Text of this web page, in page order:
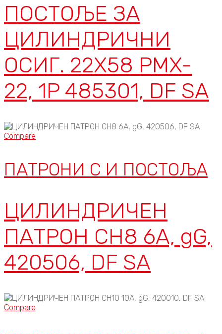
ПОСТОЉЕ ЗА
ЦИЛИНДРИЧНИ
ОСИГ. 22X58 PMX-
22, 1P 485301, DF SA
Compare
ПАТРОНИ C И ПОСТОЉА
ЦИЛИНДРИЧЕН
ПАТРОН CH8 6A, gG,
420506, DF SA
Compare